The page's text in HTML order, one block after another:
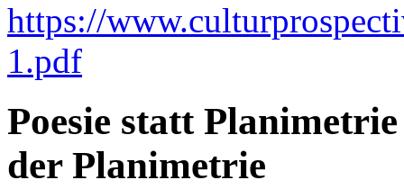
https://
1.pdf
Poesie statt
der Planimetrie